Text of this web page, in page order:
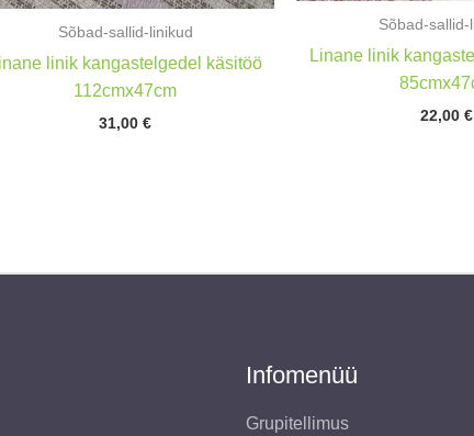
Sõbad-sallid-linikud
linik kangastelgedel käsitöö
112cmx47cm
31,00€
Sõbad-sallid-
Linane linik
22,00 €
Infomenüü
Grupitellimus